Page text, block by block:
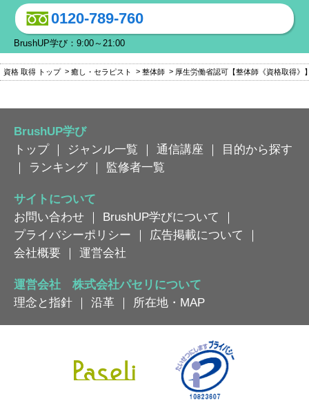
0120-789-760
BrushUP学び：9:00～21:00
資格 取得 トップ 癒し・セラピスト 整体師 厚生労働省認可【整体師《資格取得》
BrushUP学び
トップ｜ ジャンル一覧 ｜ 通信講座 ｜
目的から探す
｜
ランキング ｜ 監修者一覧
サイトについて
お問い合わせ ｜ BrushUP学びについて
｜
プライバシーポリシー ｜ 広告掲載について
｜
会社概要 ｜ 運営会社
運営会社 株式会社パセリについて
理念と指針 ｜ 沿革 ｜ 所在地・MAP